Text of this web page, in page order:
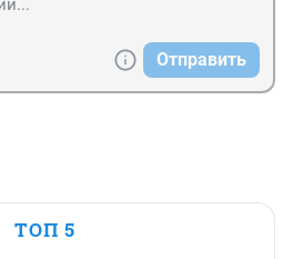
Отправить
ТОП 5